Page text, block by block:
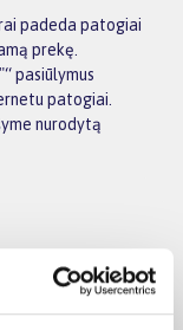
padeda patogiai
prekę.
pasiūlymus
patogiai.
nurodytą
prekes